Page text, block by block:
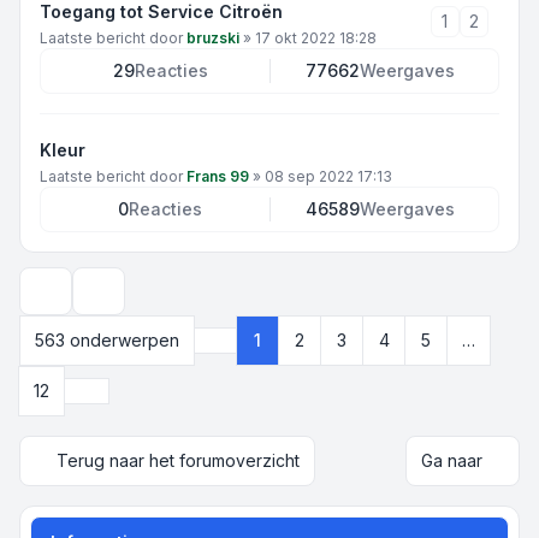
Toegang tot Service Citroën
Laatste bericht door bruzski » 17 okt 2022 18:28
1 2
29Reacties 77662Weergaves
Kleur
Laatste bericht door Frans 99 » 08 sep 2022 17:13
0Reacties 46589Weergaves
563 onderwerpen
Pagina van
1 2 3 4 5 …
12
Terug naar het forumoverzicht Ga naar